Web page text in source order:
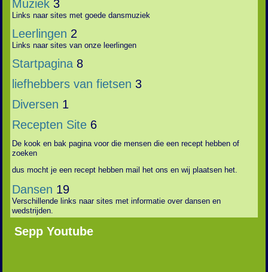
Muziek 3
Links naar sites met goede dansmuziek
Leerlingen 2
Links naar sites van onze leerlingen
Startpagina 8
liefhebbers van fietsen 3
Diversen 1
Recepten Site 6
De kook en bak pagina voor die mensen die een recept hebben of
zoeken
dus mocht je een recept hebben mail het ons en wij plaatsen het.
Dansen 19
Verschillende links naar sites met informatie over dansen en
wedstrijden.
Sepp Youtube